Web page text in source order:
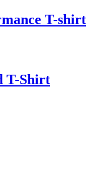
T-shirt
T-Shirt